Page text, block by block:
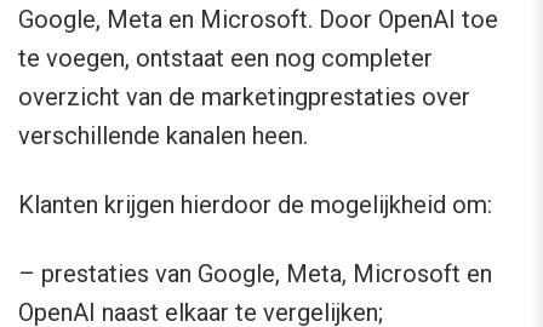
Google, Meta en Microsoft. Door OpenAI toe
te voegen, ontstaat een nog completer
overzicht van de marketingprestaties over
verschillende kanalen heen.
Klanten krijgen hierdoor de mogelijkheid om:
– prestaties van Google, Meta, Microsoft en
OpenAI naast elkaar te vergelijken;